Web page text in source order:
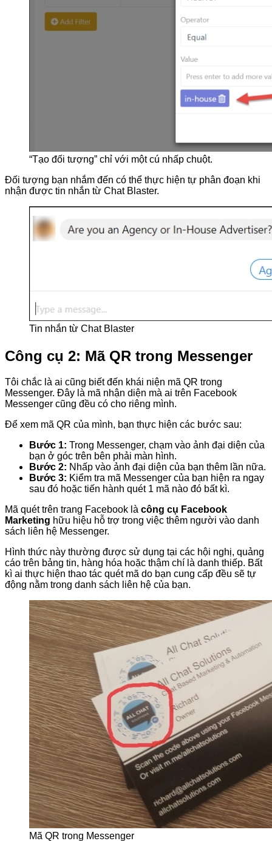
“Tạo đối tượng” chỉ với một cú nhấp chuột.
Đối tượng bạn nhắm đến có thể thực hiện tự phân đoạn khi
nhận được tin nhắn từ Chat Blaster.
Tin nhắn từ Chat Blaster
Công cụ 2: Mã QR trong Messenger
Tôi chắc là ai cũng biết đến khái niện mã QR trong
Messenger. Đây là mã nhận diện mà ai trên Facebook
Messenger cũng đều có cho riêng mình.
Để xem mã QR của mình, bạn thực hiện các bước sau:
Bước 1: Trong Messenger, chạm vào ảnh đại diện của
bạn ở góc trên bên phải màn hình.
Bước 2: Nhấp vào ảnh đại diện của bạn thêm lần nữa.
Bước 3: Kiểm tra mã Messenger của bạn hiện ra ngay
sau đó hoặc tiến hành quét 1 mã nào đó bất kì.
Mã quét trên trang Facebook là công cụ Facebook
Marketing hữu hiệu hỗ trợ trong việc thêm người vào danh
sách liên hệ Messenger.
Hình thức này thường được sử dụng tại các hội nghị, quảng
cáo trên bảng tin, hàng hóa hoặc thậm chí là danh thiếp. Bất
kì ai thực hiện thao tác quét mã do bạn cung cấp đều sẽ tự
động nằm trong danh sách liên hệ của bạn.
Mã QR trong Messenger